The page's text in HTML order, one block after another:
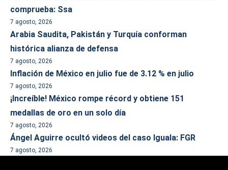
comprueba: Ssa
7 agosto, 2026
Arabia Saudita, Pakistán y Turquía conforman
histórica alianza de defensa
7 agosto, 2026
Inflación de México en julio fue de 3.12 % en julio
7 agosto, 2026
¡Increíble! México rompe récord y obtiene 151
medallas de oro en un solo día
7 agosto, 2026
Ángel Aguirre ocultó videos del caso Iguala: FGR
7 agosto, 2026